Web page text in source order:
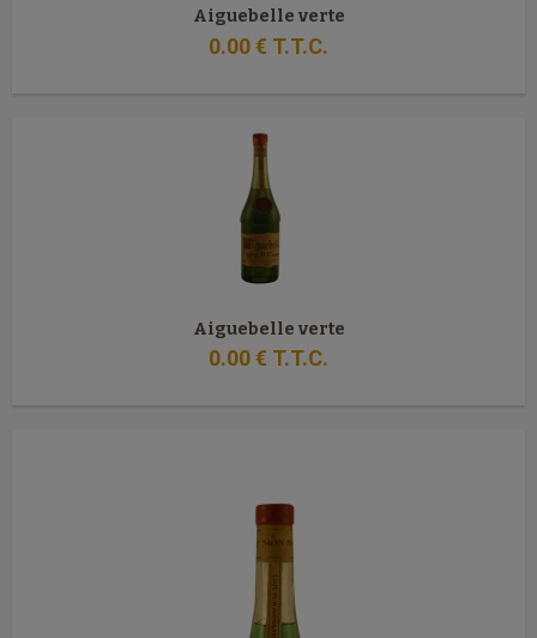
Aiguebelle verte
0.00€ T.T.C.
Aiguebelle verte
0.00€ T.T.C.